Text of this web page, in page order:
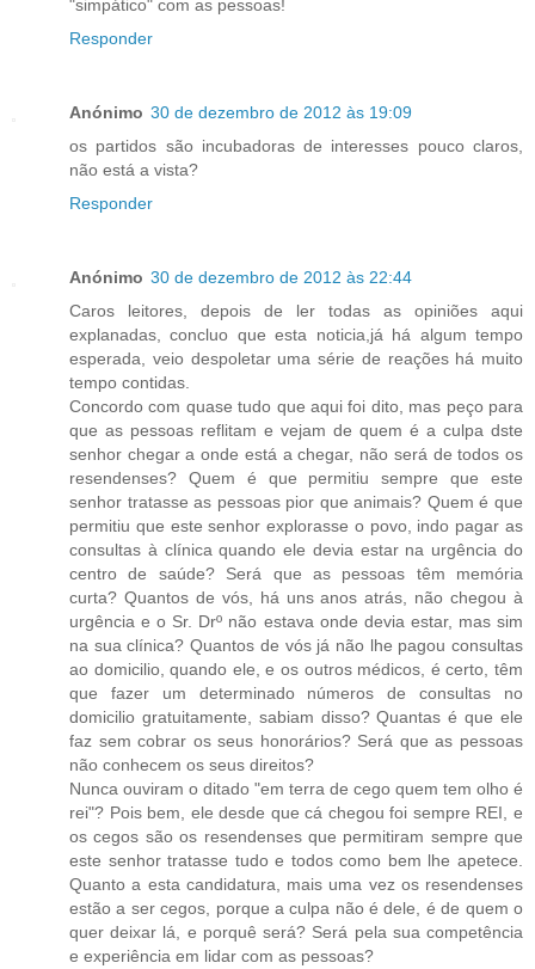
"simpático" com as pessoas!
Responder
Anónimo 30 de dezembro de 2012 às 19:09
os partidos são incubadoras de interesses pouco claros,
não está a vista?
Responder
Anónimo 30 de dezembro de 2012 às 22:44
Caros leitores, depois de ler todas as opiniões aqui
explanadas, concluo que esta noticia,já há algum tempo
esperada, veio despoletar uma série de reações há muito
tempo contidas.
Concordo com quase tudo que aqui foi dito, mas peço para
que as pessoas reflitam e vejam de quem é a culpa dste
senhor chegar a onde está a chegar, não será de todos os
resendenses? Quem é que permitiu sempre que este
senhor tratasse as pessoas pior que animais? Quem é que
permitiu que este senhor explorasse o povo, indo pagar as
consultas à clínica quando ele devia estar na urgência do
centro de saúde? Será que as pessoas têm memória
curta? Quantos de vós, há uns anos atrás, não chegou à
urgência e o Sr. Drº não estava onde devia estar, mas sim
na sua clínica? Quantos de vós já não lhe pagou consultas
ao domicilio, quando ele, e os outros médicos, é certo, têm
que fazer um determinado números de consultas no
domicilio gratuitamente, sabiam disso? Quantas é que ele
faz sem cobrar os seus honorários? Será que as pessoas
não conhecem os seus direitos?
Nunca ouviram o ditado "em terra de cego quem tem olho é
rei"? Pois bem, ele desde que cá chegou foi sempre REI, e
os cegos são os resendenses que permitiram sempre que
este senhor tratasse tudo e todos como bem lhe apetece.
Quanto a esta candidatura, mais uma vez os resendenses
estão a ser cegos, porque a culpa não é dele, é de quem o
quer deixar lá, e porquê será? Será pela sua competência
e experiência em lidar com as pessoas?